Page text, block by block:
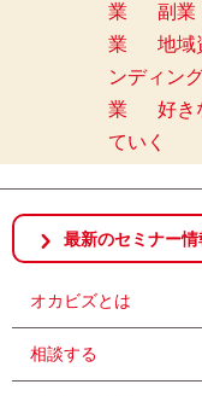
業
副業
業
地域
ンディン
業
好き
ていく
最新のセミナー情
オカビズとは
相談する